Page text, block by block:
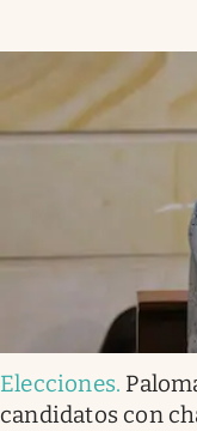
Elecciones.
candidatos con